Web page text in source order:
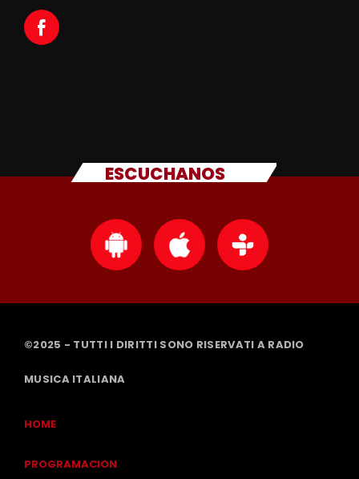
ESCUCHANOS
©2025 - TUTTI I DIRITTI SONO RISERVATI A RADIO
MUSICA ITALIANA
HOME
PROGRAMACION